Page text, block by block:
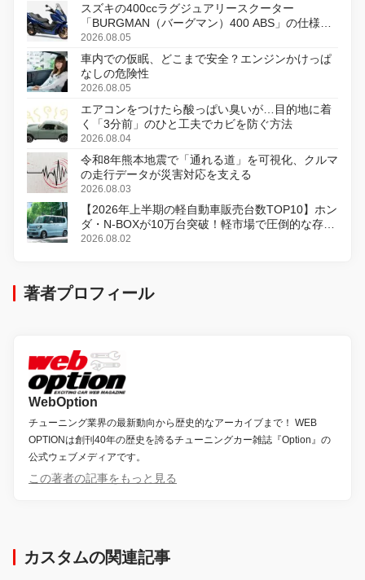
スズキの400ccラグジュアリースクーター
「BURGMAN（バーグマン）400 ABS」の仕様を
変更し、8月18日に発売
2026.08.05
車内での仮眠、どこまで安全？エンジンかけっぱ
なしの危険性
2026.08.05
エアコンをつけたら酸っぱい臭いが…目的地に着
く「3分前」のひと工夫でカビを防ぐ方法
2026.08.04
令和8年熊本地震で「通れる道」を可視化、クルマ
の走行データが災害対応を支える
2026.08.03
【2026年上半期の軽自動車販売台数TOP10】ホン
ダ・N-BOXが10万台突破！軽市場で圧倒的な存在
感
2026.08.02
著者プロフィール
WebOption
チューニング業界の最新動向から歴史的なアーカイブまで！ WEB
OPTIONは創刊40年の歴史を誇るチューニングカー雑誌『Option』の
公式ウェブメディアです。
この著者の記事をもっと見る
カスタムの関連記事